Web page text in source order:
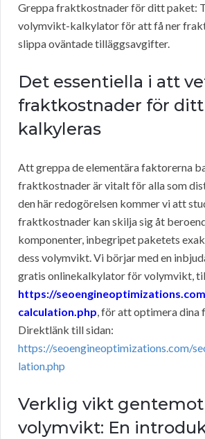
Greppa fraktkostnader för ditt paket:
volymvikt-kalkylator för att få ner
slippa oväntade tilläggsavgifter.
Det essentiella i att
fraktkostnader för
kalkyleras
Att greppa de elementära faktorerna
fraktkostnader är vitalt för alla som
den här redogörelsen kommer vi att
fraktkostnader kan skilja sig åt
komponenter, inbegripet paketets
dess volymvikt. Vi börjar med en
gratis onlinekalkylator för volymvikt,
https://
calculation.php, för att optimera dina
Direktlänk till sidan:
https://seoengineoptimizations.com/
lation.php
Verklig vikt gentemot
volymvikt: En